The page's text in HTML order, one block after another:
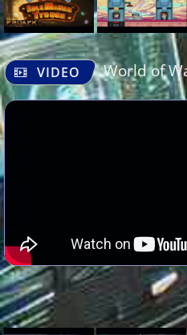
VIDEO World of